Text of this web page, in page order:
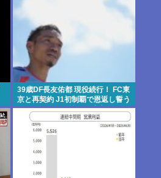
39歳DF長友佑都 現役続行！ FC東
京と再契約 J1初制覇で恩返し誓う
今日ホーム町田戦で正式表明